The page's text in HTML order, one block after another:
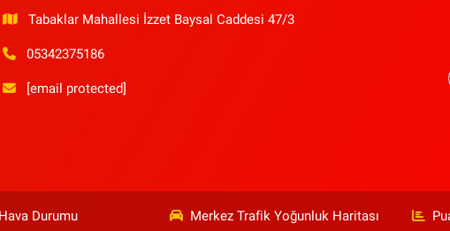
Tabaklar Mahallesi İzzet Baysal Caddesi 47/3
05342375186
[email protected]
Durumu Merkez Trafik Yoğunluk Haritası